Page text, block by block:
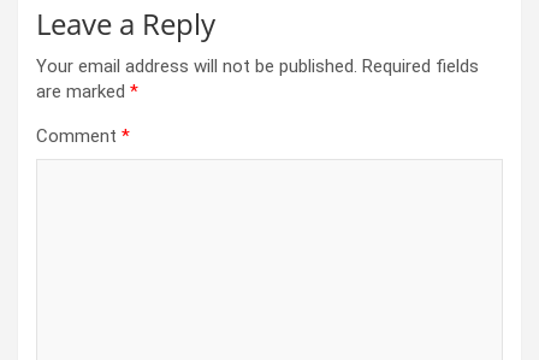
Leave a Reply
Your email address will not be published. Required fields
are marked *
Comment *